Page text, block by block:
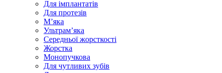
Для імплантатів
Для протезів
Мʼяка
Ультрамʼяка
Середньої жорсткості
Жорстка
Монопучкова
Для чутливих зубів